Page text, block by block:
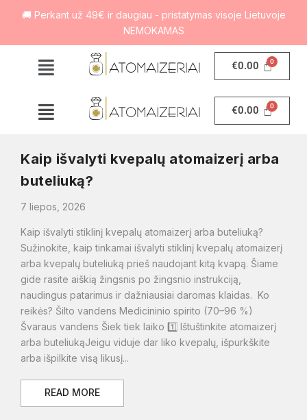
🚚 Perkant už 49€ ir daugiau - pristatymas visoje Lietuvoje
NEMOKAMAS
€0.00
€0.00
Kaip išvalyti kvepalų atomaizerį arba
buteliuką?
7 liepos, 2026
Kaip išvalyti stiklinį kvepalų atomaizerį arba buteliuką?
Sužinokite, kaip tinkamai išvalyti stiklinį kvepalų atomaizerį
arba kvepalų buteliuką prieš naudojant kitą kvapą. Šiame
gide rasite aiškią žingsnis po žingsnio instrukciją,
naudingus patarimus ir dažniausiai daromas klaidas. Ko
reikės? Šilto vandens Medicininio spirito (70–96 %)
Švaraus vandens Šiek tiek laiko 1️⃣ Ištuštinkite atomaizerį
arba buteliukąJeigu viduje dar liko kvepalų, išpurkškite
arba išpilkite visą likusį...
READ MORE